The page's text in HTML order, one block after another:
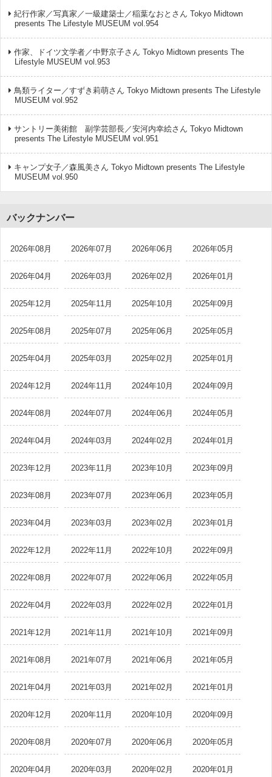
紀行作家／写真家／一級建築士／稲葉なおとさん Tokyo Midtown
presents The Lifestyle MUSEUM vol.954
作家、ドイツ文学者／中野京子さん Tokyo Midtown presents The
Lifestyle MUSEUM vol.953
鳥類ライター／すずき莉萌さん Tokyo Midtown presents The Lifestyle
MUSEUM vol.952
サントリー美術館 副学芸部長／安河内幸絵さん Tokyo Midtown
presents The Lifestyle MUSEUM vol.951
キャンプ女子／森風美さん Tokyo Midtown presents The Lifestyle
MUSEUM vol.950
バックナンバー
2026年08月 2026年07月 2026年06月 2026年05月
2026年04月 2026年03月 2026年02月 2026年01月
2025年12月 2025年11月 2025年10月 2025年09月
2025年08月 2025年07月 2025年06月 2025年05月
2025年04月 2025年03月 2025年02月 2025年01月
2024年12月 2024年11月 2024年10月 2024年09月
2024年08月 2024年07月 2024年06月 2024年05月
2024年04月 2024年03月 2024年02月 2024年01月
2023年12月 2023年11月 2023年10月 2023年09月
2023年08月 2023年07月 2023年06月 2023年05月
2023年04月 2023年03月 2023年02月 2023年01月
2022年12月 2022年11月 2022年10月 2022年09月
2022年08月 2022年07月 2022年06月 2022年05月
2022年04月 2022年03月 2022年02月 2022年01月
2021年12月 2021年11月 2021年10月 2021年09月
2021年08月 2021年07月 2021年06月 2021年05月
2021年04月 2021年03月 2021年02月 2021年01月
2020年12月 2020年11月 2020年10月 2020年09月
2020年08月 2020年07月 2020年06月 2020年05月
2020年04月 2020年03月 2020年02月 2020年01月